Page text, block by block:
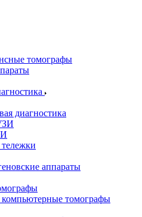
томографы
диагностика
аппараты
томографы